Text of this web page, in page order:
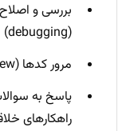
بررسی و
(debugging)
مرور کدها (code review) و بهبود ساختار آنها
پاسخ به
راهکارهای